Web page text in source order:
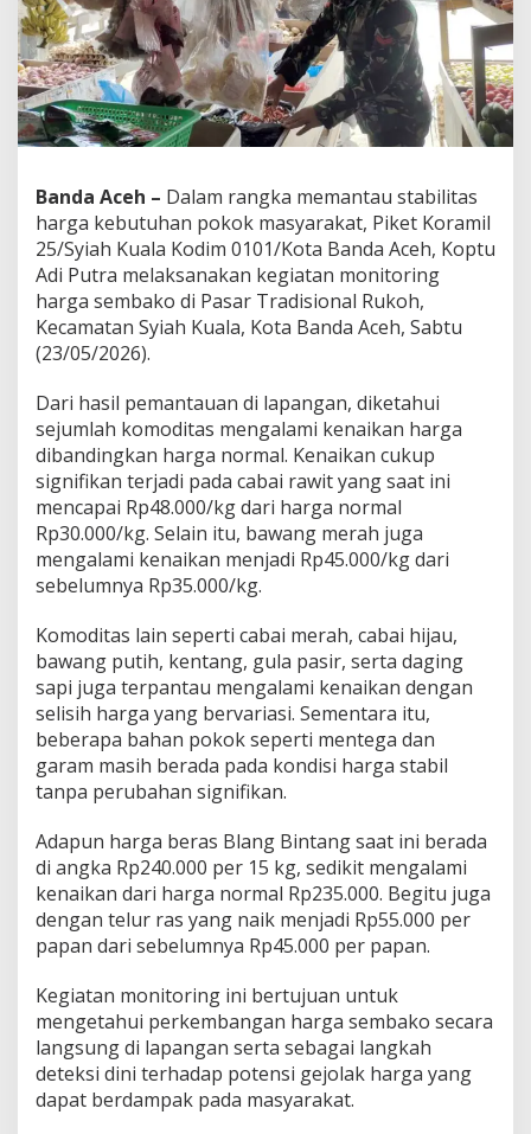
a
n
a
u
H
a
a
S
e
m
b
a
k
P
a
s
a
r
R
u
k
o
,
S
e
j
u
m
a
h
o
m
d
i
t
s
M
e
n
g
a
Banda Aceh – Dalam rangka memantau stabilitas
harga kebutuhan pokok masyarakat, Piket Koramil
25/Syiah Kuala Kodim 0101/Kota Banda Aceh, Koptu
Adi Putra melaksanakan kegiatan monitoring
harga sembako di Pasar Tradisional Rukoh,
Kecamatan Syiah Kuala, Kota Banda Aceh, Sabtu
(23/05/2026).
Dari hasil pemantauan di lapangan, diketahui
sejumlah komoditas mengalami kenaikan harga
dibandingkan harga normal. Kenaikan cukup
signifikan terjadi pada cabai rawit yang saat ini
mencapai Rp48.000/kg dari harga normal
Rp30.000/kg. Selain itu, bawang merah juga
mengalami kenaikan menjadi Rp45.000/kg dari
sebelumnya Rp35.000/kg.
Komoditas lain seperti cabai merah, cabai hijau,
bawang putih, kentang, gula pasir, serta daging
sapi juga terpantau mengalami kenaikan dengan
selisih harga yang bervariasi. Sementara itu,
beberapa bahan pokok seperti mentega dan
garam masih berada pada kondisi harga stabil
tanpa perubahan signifikan.
Adapun harga beras Blang Bintang saat ini berada
di angka Rp240.000 per 15 kg, sedikit mengalami
kenaikan dari harga normal Rp235.000. Begitu juga
dengan telur ras yang naik menjadi Rp55.000 per
papan dari sebelumnya Rp45.000 per papan.
Kegiatan monitoring ini bertujuan untuk
mengetahui perkembangan harga sembako secara
langsung di lapangan serta sebagai langkah
deteksi dini terhadap potensi gejolak harga yang
dapat berdampak pada masyarakat.